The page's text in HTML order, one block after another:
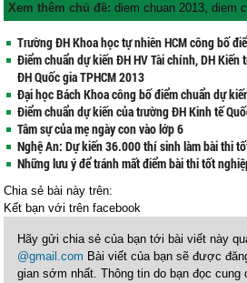
Xem thêm chủ đề:diem chuan 2013,diem
Trường ĐH Khoa học tự nhiên HCM công bố
Điểm chuẩn dự kiến ĐH HV Tài chính, DH
ĐH Quốc gia TPHCM 2013
Đại học Bách Khoa công bố điểm chuẩn dự
Điểm chuẩn dự kiến của trường ĐH Kinh tế
Tâm sự của mẹ ngày con vào lớp 6
Nghệ An: Dự kiến 36.000 thí sinh làm bài thi
Những lưu ý để tránh mất điểm bài thi tốt
Chia sẻ bài này trên:
Kết bạn vớitrên facebook
Hãy gửi chia sẻ của bạn tới bài viết này
@gmail.com Bài viết của bạn sẽ được
gian sớm nhất. Thông tin do bạn đọc cung